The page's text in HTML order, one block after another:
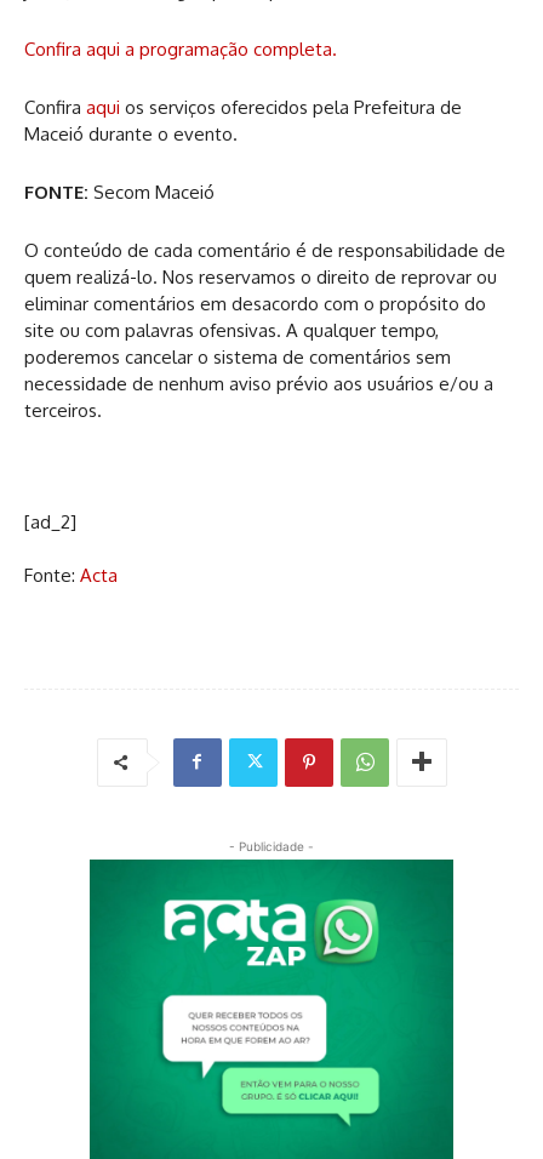
Confira aqui a programação completa.
Confira aqui os serviços oferecidos pela Prefeitura de
Maceió durante o evento.
FONTE: Secom Maceió
O conteúdo de cada comentário é de responsabilidade de
quem realizá-lo. Nos reservamos o direito de reprovar ou
eliminar comentários em desacordo com o propósito do
site ou com palavras ofensivas. A qualquer tempo,
poderemos cancelar o sistema de comentários sem
necessidade de nenhum aviso prévio aos usuários e/ou a
terceiros.
[ad_2]
Fonte: Acta
- Publicidade -